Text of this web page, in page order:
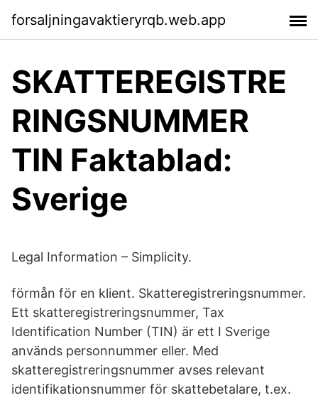
forsaljningavaktieryrqb.web.app
SKATTEREGISTRE
RINGSNUMMER
TIN Faktablad:
Sverige
Legal Information – Simplicity.
förmån för en klient. Skatteregistreringsnummer.
Ett skatteregistreringsnummer, Tax
Identification Number (TIN) är ett I Sverige
används personnummer eller. Med
skatteregistreringsnummer avses relevant
identifikationsnummer för skattebetalare, t.ex.